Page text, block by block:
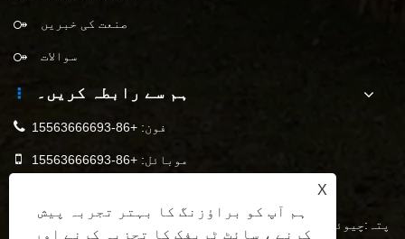
صنعت کی خبریں
سوالات
ہم سے رابطہ کریں۔
فون: +86-15563666693
موبائل: +86-15563666693
پتہ:چیوئی صنعتی پارک ، زاؤیان ٹاؤن ، لینی شہر ، شینڈونگ
X
ہم آپ کو براؤزنگ کا بہتر تجربہ پیش
کرنے ، سائٹ ٹریفک کا تجزیہ کرنے اور